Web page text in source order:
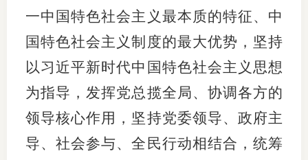
一中国特色社会主义最本质的特征、中
国特色社会主义制度的最大优势，坚持
以习近平新时代中国特色社会主义思想
为指导，发挥党总揽全局、协调各方的
领导核心作用，坚持党委领导、政府主
导、社会参与、全民行动相结合，统筹